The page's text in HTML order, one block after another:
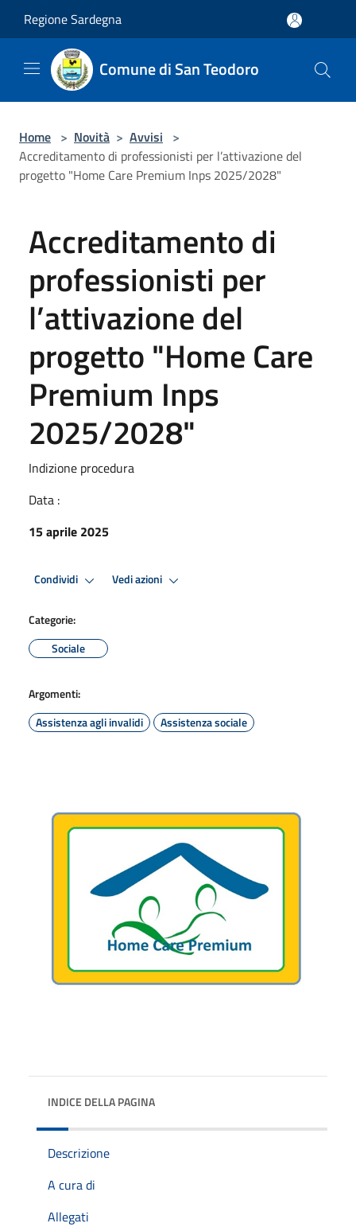
Regione Sardegna
Comune di San Teodoro
Home > Novità > Avvisi >
Accreditamento di professionisti per l’attivazione del
progetto "Home Care Premium Inps 2025/2028"
Accreditamento di
professionisti per
l’attivazione del
progetto "Home Care
Premium Inps
2025/2028"
Indizione procedura
Data :
15 aprile 2025
Condividi Vedi azioni
Categorie:
Sociale
Argomenti:
Assistenza agli invalidi
Assistenza sociale
INDICE DELLA PAGINA
Descrizione
A cura di
Allegati